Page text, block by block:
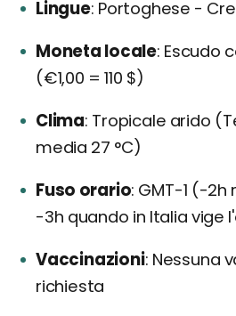
Lingue Portoghese -
Moneta locale Escudo
(€1,00 = 110 $)
Clima Tropicale arido
media 27 °C)
Fuso orario GMT-1 (-2h
-3h quando in Italia vige
Vaccinazioni Nessuna
richiesta